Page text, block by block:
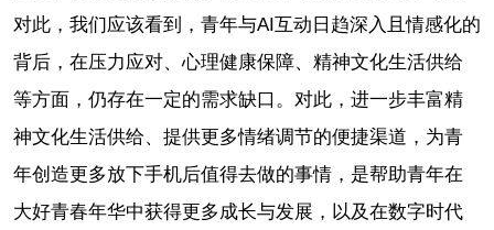
对此，我们应该看到，青年与AI互动日趋深入且情感化的
背后，在压力应对、心理健康保障、精神文化生活供给
等方面，仍存在一定的需求缺口。对此，进一步丰富精
神文化生活供给、提供更多情绪调节的便捷渠道，为青
年创造更多放下手机后值得去做的事情，是帮助青年在
大好青春年华中获得更多成长与发展，以及在数字时代